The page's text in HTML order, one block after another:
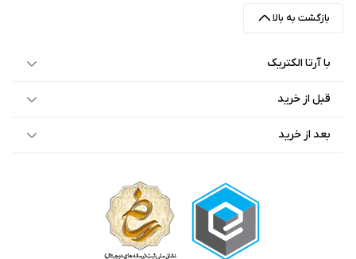
بازگشت به بالا
با آرتا الکتریک
قبل از خرید
بعد از خرید